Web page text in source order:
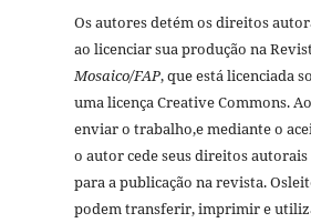
Os autores detém os direitos
ao licenciar sua produção na
Mosaico/FAP, que está licenciada
uma licença Creative Commons. Ao
enviar o trabalho,e mediante o
o autor cede seus direitos autorais
para a publicação na revista.
podem transferir, imprimir e